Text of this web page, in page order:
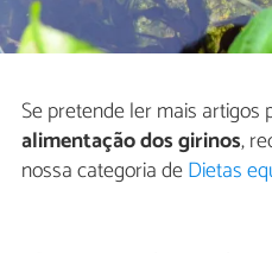
Se pretende ler mais artigos
alimentação dos girinos,
nossa categoria deDietas